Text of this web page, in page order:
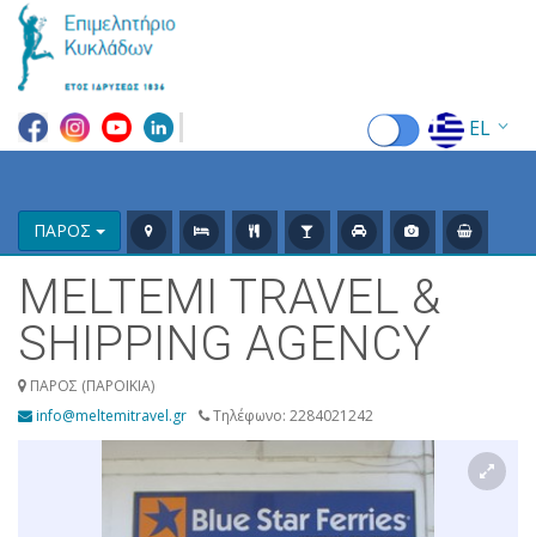
EL
CN
ΠΑΡΟΣ
ΜΕLTEMI TRAVEL &
SHIPPING AGENCY
ΠΑΡΟΣ (ΠΑΡΟΙΚΙΑ)
info@meltemitravel.gr
Τηλέφωνο: 2284021242